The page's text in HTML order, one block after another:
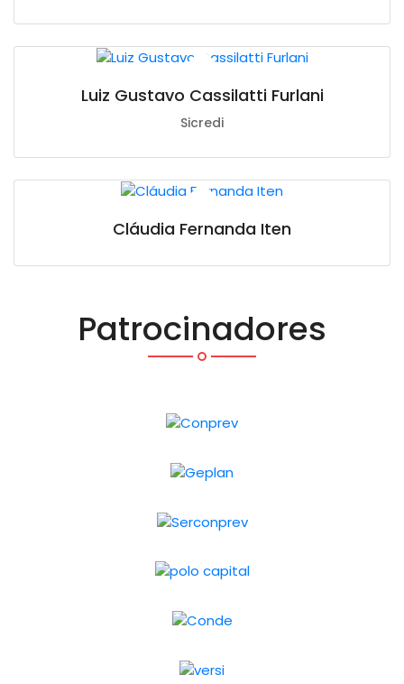
Luiz Gustavo Cassilatti Furlani
Sicredi
Cláudia Fernanda Iten
Patrocinadores